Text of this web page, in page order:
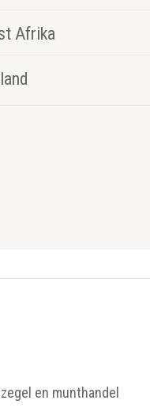
Afrika
en munthandel